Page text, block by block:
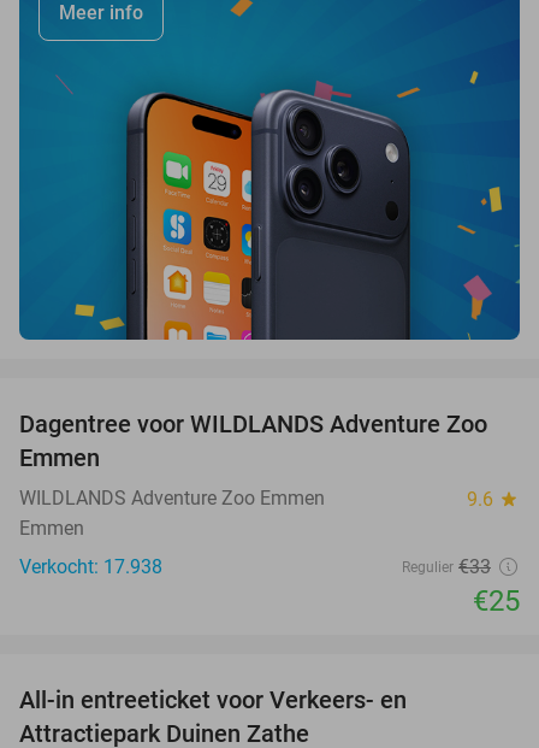
Meer info
24%
Dagentree voor WILDLANDS Adventure Zoo
Emmen
WILDLANDS Adventure Zoo Emmen 9.6 star
Emmen
Verkocht: 17.938
Regulier €33
€25
All-in entreeticket voor Verkeers- en
Attractiepark Duinen Zathe